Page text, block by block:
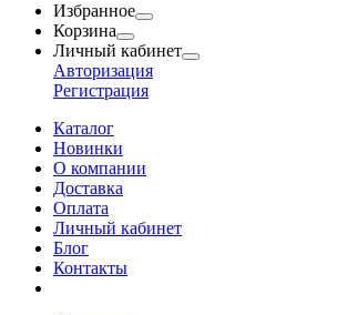
Избранное
Корзина
Личный кабинет
Авторизация
Регистрация
Каталог
Новинки
О компании
Доставка
Оплата
Личный кабинет
Блог
Контакты